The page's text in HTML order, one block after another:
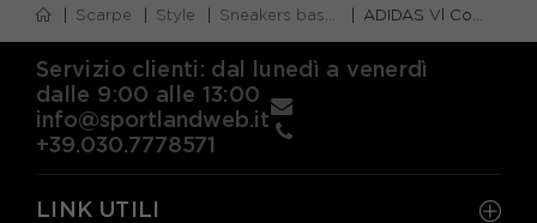
Scarpe Style Sneakers basse ADIDAS Vl Court 3.0 Bianco Nero - Sneakers Donna
Servizio clienti: dal lunedì a venerdì
dalle 9:00 alle 13:00
info@sportlandweb.it
+39.030.7778571
LINK UTILI